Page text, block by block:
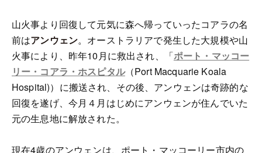
山火事より回復して元気に森へ帰っていったコアラの名
前はアンウェン。オーストラリアで発生した大規模や山
火事により、昨年10月に救出され、「ポート・マッコー
リー・コアラ・ホスピタル（Port Macquarie Koala
Hospital)）に搬送され、その後、アンウェンは奇跡的な
回復を遂げ、今月４月はじめにアンウェンが住んでいた
元の生息地に解放された。
現在4歳のアンウェンは、ポート・マッコーリー市内の